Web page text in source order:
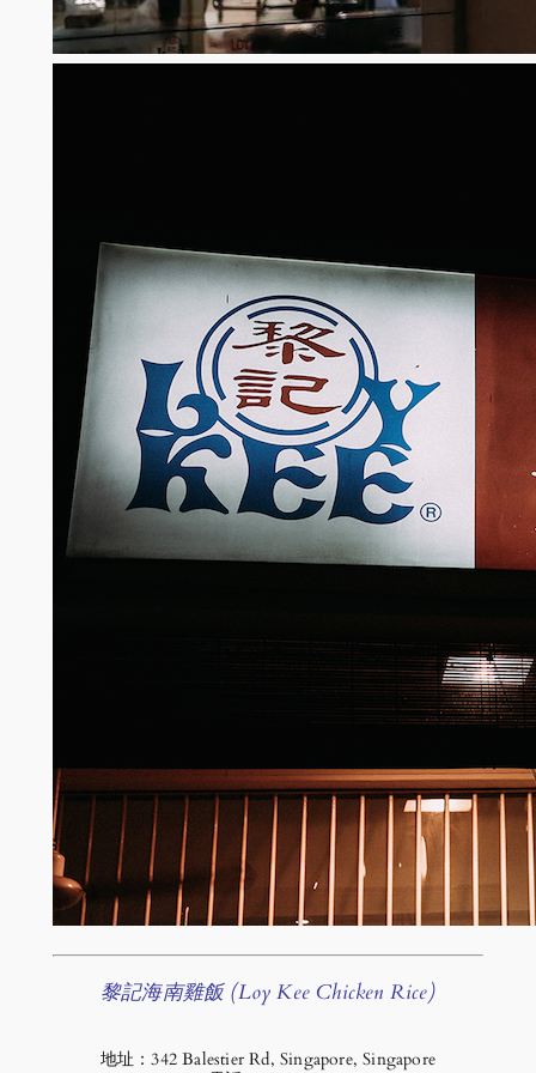
黎記海南雞飯 (Loy Kee Chicken Rice)
地址：342 Balestier Rd, Singapore, Singapore